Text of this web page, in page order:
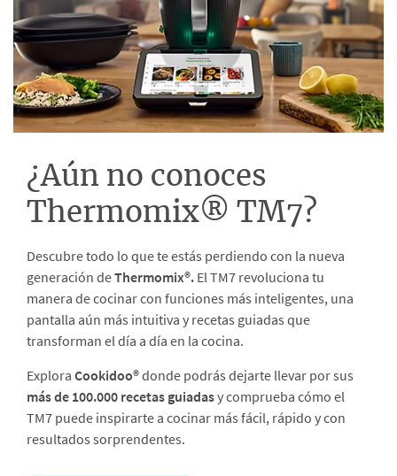
¿Aún no conoces
Thermomix® TM7?
Descubre todo lo que te estás perdiendo con la nueva
generación deThermomix®. El TM7 revoluciona tu
manera de cocinar con funciones más inteligentes, una
pantalla aún más intuitiva y recetas guiadas que
transforman el día a día en la cocina.
Explora Cookidoo®donde podrás dejarte llevar por sus
más de 100.000 recetas guiadasy comprueba cómo el
TM7 puede inspirarte a cocinar más fácil, rápido y con
resultados sorprendentes.